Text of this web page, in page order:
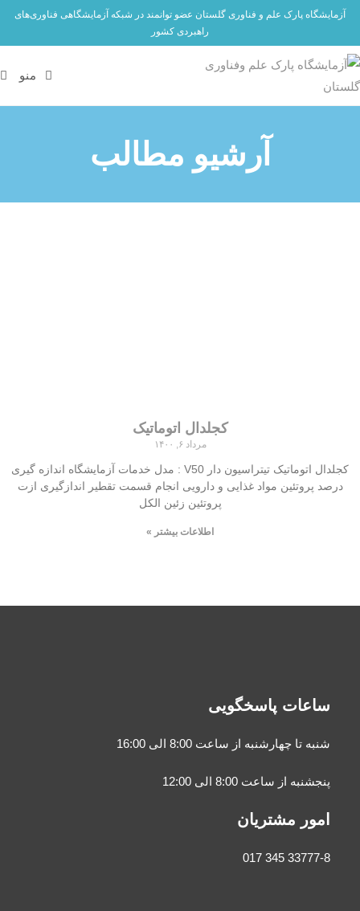
آزمایشگاه پارک علم و فناوری گلستان عضو توانمند در شبکه آزمایشگاهی فناوری‌های
راهبردی کشور
منو
آرشیو مطالب
کجلدال اتوماتیک
مرداد ۶, ۱۴۰۰
کجلدال اتوماتیک تیتراسیون دار V50 : مدل خدمات آزمایشگاه اندازه گیری
درصد پروتئین مواد غذایی و دارویی انجام قسمت تقطیر اندازگیری ازت
پروتئین زئین الکل
اطلاعات بیشتر »
ساعات پاسخگویی
شنبه تا چهارشنبه از ساعت 8:00 الی 16:00
پنجشنبه از ساعت 8:00 الی 12:00
امور مشتریان
33777-8 345 017